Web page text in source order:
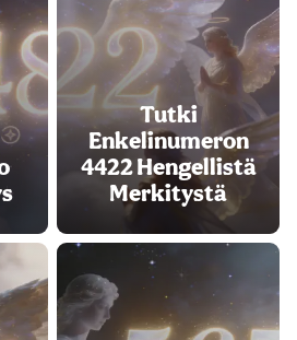
Tutki
Enkelinumeron
4422 Hengellistä
Merkitystä